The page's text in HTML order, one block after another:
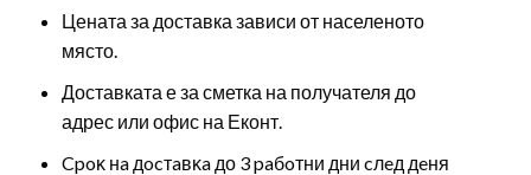
Цената за доставка зависи от населеното
място.
Доставката е за сметка на получателя до
адрес или офис на Еконт.
Cpoĸ нa дocтaвĸa до 3 paбoтни дни cлeд дeня